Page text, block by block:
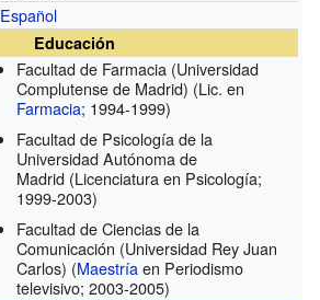
Español
Educación
Facultad de Farmacia (Universidad
Complutense de Madrid) (Lic. en
Farmacia; 1994-1999)
Facultad de Psicología de la
Universidad Autónoma de
Madrid (Licenciatura en Psicología;
1999-2003)
Facultad de Ciencias de la
Comunicación (Universidad Rey Juan
Carlos) (Maestríaen Periodismo
televisivo; 2003-2005)